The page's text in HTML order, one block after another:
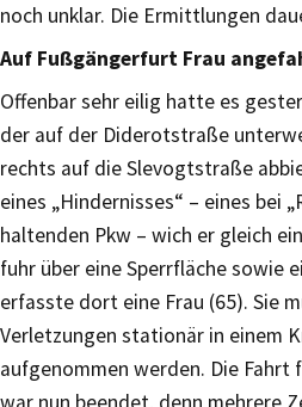
noch unklar. Die Ermittlungen
Auf Fußgängerfurt Frau
Offenbar sehr eilig hatte es
der auf der Diderotstraße
rechts auf die Slevogtstraße
eines „Hindernisses“ – eines bei
haltenden Pkw – wich er gleich
fuhr über eine Sperrfläche sowie
erfasste dort eine Frau (65). Sie
Verletzungen stationär in einem
aufgenommen werden. Die
war nun beendet, denn mehrere